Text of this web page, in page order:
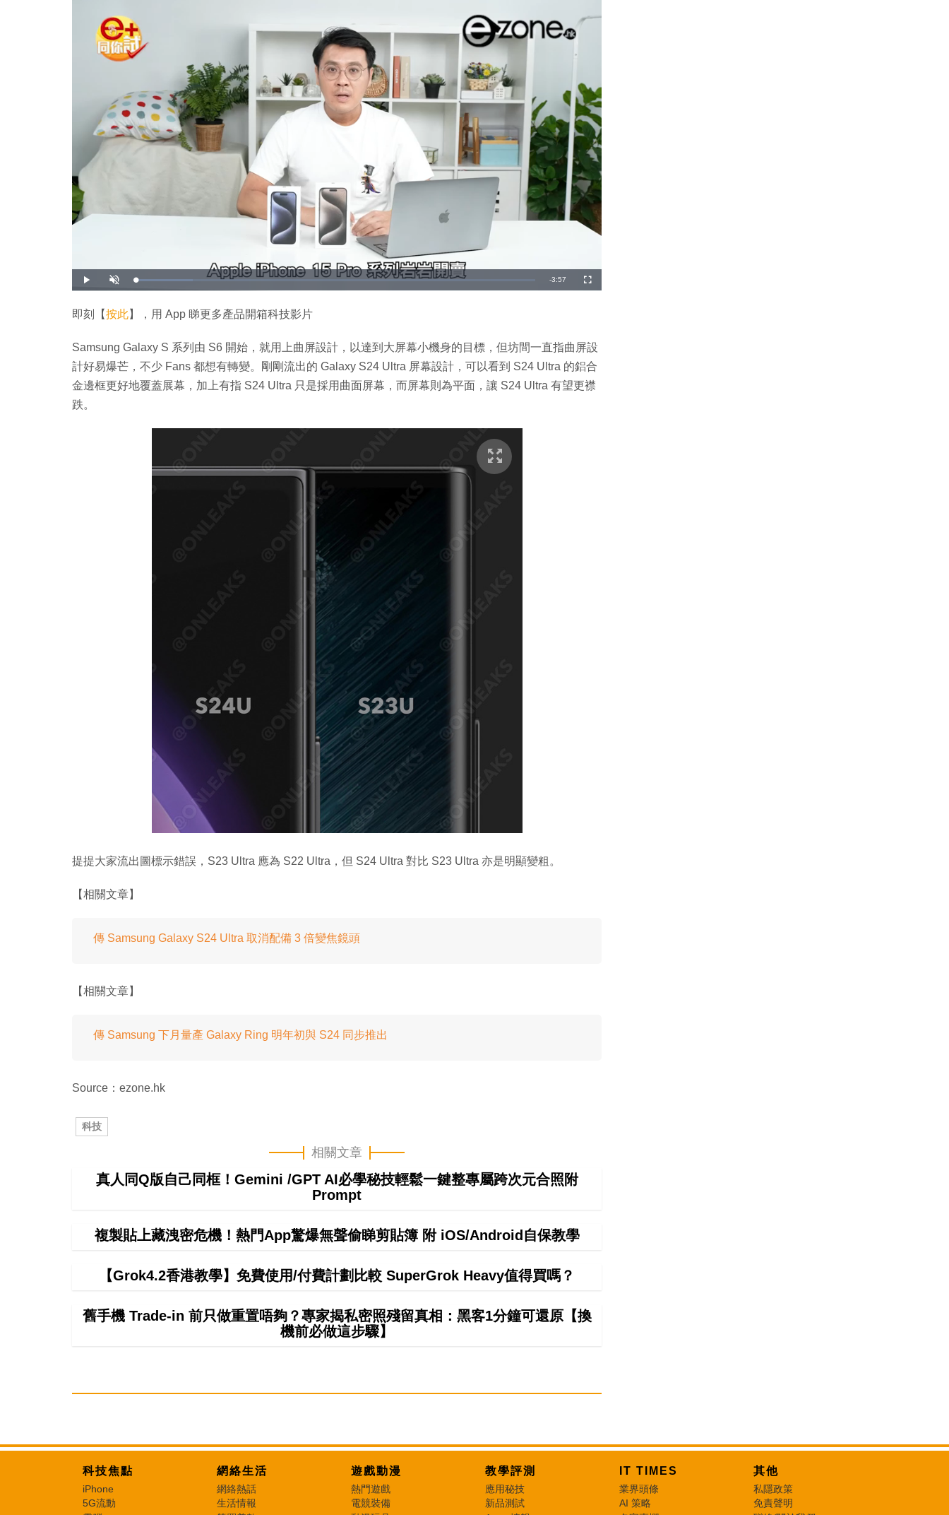
播
放
開
啟
載
入
1
4
%
剩
間
-3:57
全
螢
即刻【按此】，用 App 睇更多產品開箱科技影片
Samsung Galaxy S 系列由 S6 開始，就用上曲屏設計，以達到大屏幕小機身的目標，但坊間一直指曲屏設
計好易爆芒，不少 Fans 都想有轉變。剛剛流出的 Galaxy S24 Ultra 屏幕設計，可以看到 S24 Ultra 的鋁合
金邊框更好地覆蓋展幕，加上有指 S24 Ultra 只是採用曲面屏幕，而屏幕則為平面，讓 S24 Ultra 有望更襟
跌。
提提大家流出圖標示錯誤，S23 Ultra 應為 S22 Ultra，但 S24 Ultra 對比 S23 Ultra 亦是明顯變粗。
【相關文章】
傳 Samsung Galaxy S24 Ultra 取消配備 3 倍變焦鏡頭
【相關文章】
傳 Samsung 下月量產 Galaxy Ring 明年初與 S24 同步推出
Source：ezone.hk
科技
相關文章
真人同Q版自己同框！Gemini /GPT AI必學秘技輕鬆一鍵整專屬跨次元合照附
Prompt
複製貼上藏洩密危機！熱門App驚爆無聲偷睇剪貼簿 附 iOS/Android自保教學
【Grok4.2香港教學】免費使用/付費計劃比較 SuperGrok Heavy值得買嗎？
舊手機 Trade-in 前只做重置唔夠？專家揭私密照殘留真相：黑客1分鐘可還原【換
機前必做這步驟】
科技焦點
iPhone
5G流動
網絡生活
網絡熱話
生活情報
遊戲動漫
熱門遊戲
電競裝備
教學評測
應用秘技
新品測試
IT TIMES
業界頭條
AI 策略
其他
私隱政策
免責聲明